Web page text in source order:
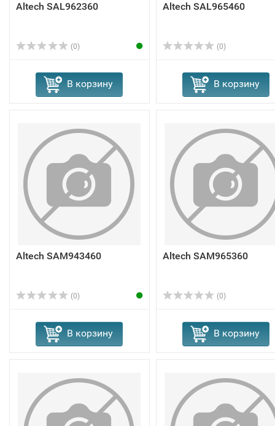
Altech SAL962360
(0)
В корзину
Altech SAL965460
(0)
В корзину
Altech SAM943460
(0)
В корзину
Altech SAM965360
(0)
В корзину